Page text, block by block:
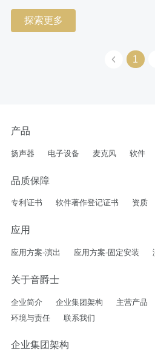
探索更多
1
产品
扬声器 电子设备 麦克风 软件
品质保障
专利证书 软件著作登记证书 资质
应用
应用方案-演出 应用方案-固定安装
关于音爵士
企业简介 企业集团架构 主营产品
环境与责任
联系我们
企业集团架构